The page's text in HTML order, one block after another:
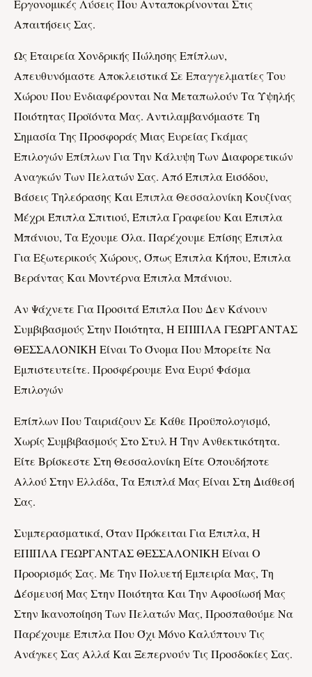
Εργονομικές Λύσεις Που Ανταποκρίνονται Στις
Απαιτήσεις Σας.
Ως Εταιρεία Χονδρικής Πώλησης Επίπλων,
Απευθυνόμαστε Αποκλειστικά Σε Επαγγελματίες Του
Χώρου Που Ενδιαφέρονται Να Μεταπωλούν Τα Υψηλής
Ποιότητας Προϊόντα Μας. Αντιλαμβανόμαστε Τη
Σημασία Της Προσφοράς Μιας Ευρείας Γκάμας
Επιλογών Επίπλων Για Την Κάλυψη Των Διαφορετικών
Αναγκών Των Πελατών Σας. Από Έπιπλα Εισόδου,
Βάσεις Τηλεόρασης ΚαιΈπιπλα Θεσσαλονίκη Κουζίνας
Μέχρι Έπιπλα Σπιτιού, Έπιπλα Γραφείου Και Έπιπλα
Μπάνιου, Τα Έχουμε Όλα. Παρέχουμε Επίσης Έπιπλα
Για Εξωτερικούς Χώρους, Όπως Έπιπλα Κήπου, Έπιπλα
Βεράντας Και Μοντέρνα Έπιπλα Μπάνιου.
Αν Ψάχνετε Για Προσιτά Έπιπλα Που Δεν Κάνουν
Συμβιβασμούς Στην Ποιότητα, Η ΕΠΙΠΛΑ ΓΕΩΡΓΑΝΤΑΣ
ΘΕΣΣΑΛΟΝΙΚΗ Είναι Το Όνομα Που Μπορείτε Να
Εμπιστευτείτε. Προσφέρουμε Ένα Ευρύ Φάσμα
Επιλογών
Επίπλων Που Ταιριάζουν Σε Κάθε Προϋπολογισμό,
Χωρίς Συμβιβασμούς Στο Στυλ Ή Την Ανθεκτικότητα.
Είτε Βρίσκεστε Στη Θεσσαλονίκη Είτε Οπουδήποτε
Αλλού Στην Ελλάδα, Τα Έπιπλά Μας Είναι Στη Διάθεσή
Σας.
Συμπερασματικά, Όταν Πρόκειται Για Έπιπλα, Η
ΕΠΙΠΛΑ ΓΕΩΡΓΑΝΤΑΣ ΘΕΣΣΑΛΟΝΙΚΗ Είναι Ο
Προορισμός Σας. Με Την Πολυετή Εμπειρία Μας, Τη
Δέσμευσή Μας Στην Ποιότητα Και Την Αφοσίωσή Μας
Στην Ικανοποίηση Των Πελατών Μας, Προσπαθούμε Να
Παρέχουμε Έπιπλα Που Όχι Μόνο Καλύπτουν Τις
Ανάγκες Σας Αλλά Και Ξεπερνούν Τις Προσδοκίες Σας.